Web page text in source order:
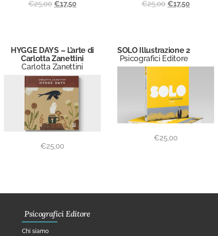
€25,00 €17,50 €25,00 €17,50
HYGGE DAYS – L’arte di
Carlotta Zanettini
Carlotta Zanettini
€25,00
SOLO Illustrazione 2
Psicografici Editore
€25,00
Psicografici Editore
Chi siamo